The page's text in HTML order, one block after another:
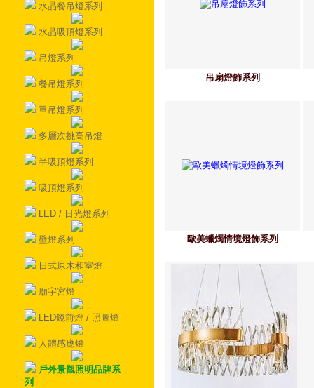
水晶餐吊燈系列
水晶吸頂燈系列
吊燈系列
餐吊燈系列
單吊燈系列
多層次挑高吊燈
半吸頂燈系列
吸頂燈系列
LED / 日光燈系列
壁燈系列
日式原木和室燈
廟宇宮燈
LED鏡前燈 / 照圖燈
人體感應燈
戶外景觀照明品牌系
列
吊扇燈飾系列
歐美蠟燭情境燈飾系列